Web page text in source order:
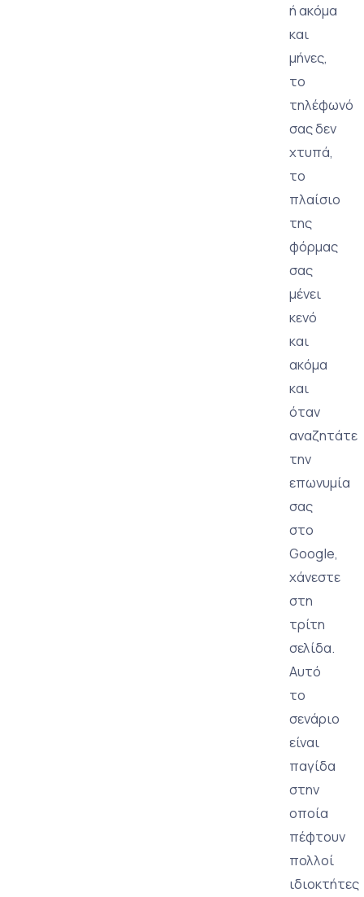
ή ακόμα
και
μήνες,
το
τηλέφωνό
σας δεν
χτυπά,
το
πλαίσιο
της
φόρμας
σας
μένει
κενό
και
ακόμα
και
όταν
αναζητάτε
την
επωνυμία
σας
στο
Google,
χάνεστε
στη
τρίτη
σελίδα.
Αυτό
το
σενάριο
είναι
παγίδα
στην
οποία
πέφτουν
πολλοί
ιδιοκτήτες